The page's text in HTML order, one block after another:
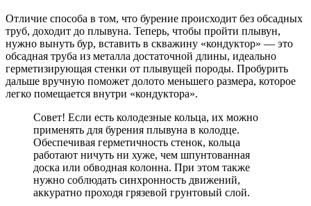
Отличие способа в том, что бурение происходит без обсадных
труб, доходит до плывуна. Теперь, чтобы пройти плывун,
нужно вынуть бур, вставить в скважину «кондуктор» — это
обсадная труба из металла достаточной длины, идеально
герметизирующая стенки от плывущей породы. Пробурить
дальше вручную поможет долото меньшего размера, которое
легко помещается внутри «кондуктора».
Совет! Если есть колодезные кольца, их можно
применять для бурения плывуна в колодце.
Обеспечивая герметичность стенок, кольца
работают ничуть ни хуже, чем шпунтованная
доска или обводная колонна. При этом также
нужно соблюдать синхронность движений,
аккуратно проходя грязевой грунтовый слой.